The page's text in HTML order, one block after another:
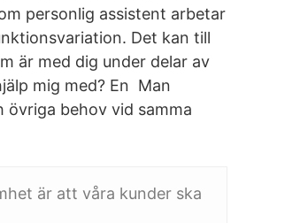
personlig assistent arbetar
Det kan till
är med dig under delar av
mig med? En Man
övriga behov vid samma
är att våra kunder ska